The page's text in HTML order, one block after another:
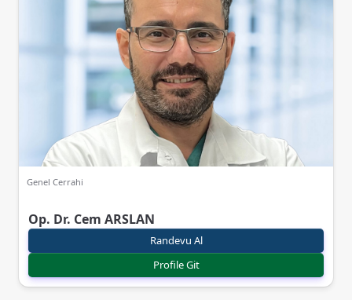
Genel Cerrahi
Op. Dr. Cem ARSLAN
Randevu Al
Profile Git